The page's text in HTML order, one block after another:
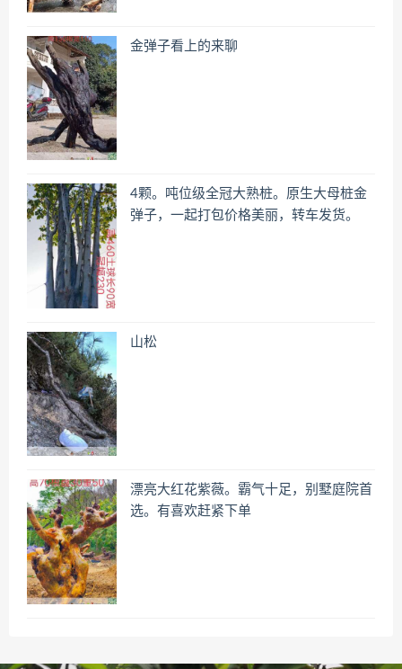
金弹子看上的来聊
4颗。吨位级全冠大熟桩。原生大母桩金
弹子，一起打包价格美丽，转车发货。
山松
漂亮大红花紫薇。霸气十足，别墅庭院首
选。有喜欢赶紧下单